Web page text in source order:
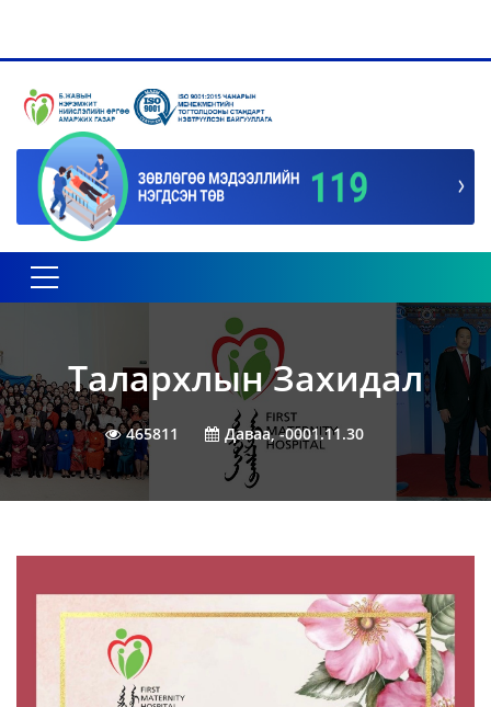
Toggle navigation
Талархлын Захидал
465811 Даваа, -0001.11.30